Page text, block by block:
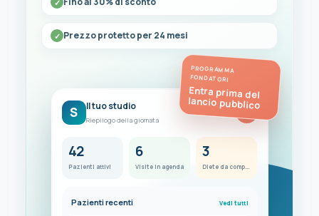
Prezzo protetto per 24 mesi
PROGRAMMA
FONDATORI
Entra prima del
lancio pubblico
S Il tuo studio
Riepilogo della giornata
FC
42
Pazienti attivi
6
Visite in agenda
3
Diete da completare
Pazienti recenti Vedi tutti